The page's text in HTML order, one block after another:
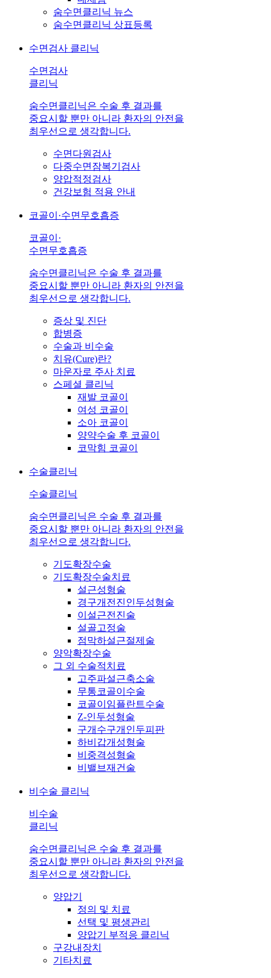
숨수면클리닉 뉴스
숨수면클리닉 상표등록
수면검사 클리닉
수면검사
클리닉
숨수면클리닉은 수술 후 결과를
중요시할 뿐만 아니라 환자의 안전을
최우선으로 생각합니다.
수면다원검사
다중수면잠복기검사
양압적정검사
건강보험 적용 안내
코골이·수면무호흡증
코골이·
수면무호흡증
숨수면클리닉은 수술 후 결과를
중요시할 뿐만 아니라 환자의 안전을
최우선으로 생각합니다.
증상 및 진단
합병증
수술과 비수술
치유(Cure)란?
마운자로 주사 치료
스페셜 클리닉
재발 코골이
여성 코골이
소아 코골이
양약수술 후 코골이
코막힘 코골이
수술클리닉
수술클리닉
숨수면클리닉은 수술 후 결과를
중요시할 뿐만 아니라 환자의 안전을
최우선으로 생각합니다.
기도확장수술
기도확장수술치료
설근성형술
경구개전진인두성형술
이설근전진술
설골고정술
점막하설근절제술
양악확장수술
그 외 수술적치료
고주파설근축소술
무통코골이수술
코골이임플란트수술
Z-인두성형술
구개수구개인두피판
하비갑개성형술
비중격성형술
비밸브재건술
비수술 클리닉
비수술
클리닉
숨수면클리닉은 수술 후 결과를
중요시할 뿐만 아니라 환자의 안전을
최우선으로 생각합니다.
양압기
정의 및 치료
선택 및 평생관리
양압기 부적응 클리닉
구강내장치
기타치료